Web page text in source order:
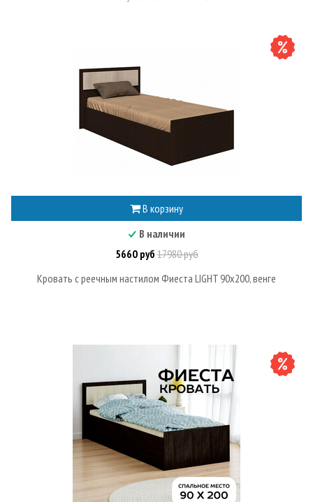
В корзину
В наличии
5660 руб17980 руб
Кровать с реечным настилом Фиеста LIGHT 90х200, венге